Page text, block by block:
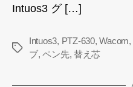
Intuos3 グ […]
タ
Intuos3, PTZ-630,Wacom,
ブ,ペン先, 替え芯